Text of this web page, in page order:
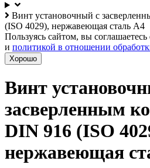
Винт установочный с
(ISO 4029), нержавеющая сталь А4
Пользуясь сайтом, вы
и политикой в отношении
Хорошо
Винт
засверленным
DIN 916 (ISO
нержавеющая